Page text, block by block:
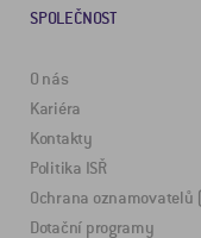
SPOLEČNOST
O nás
Kariéra
Kontakty
Politika ISŘ
Ochrana
Dotační programy